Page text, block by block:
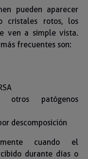
pueden aparecer
cristales rotos, los
ven a simple vista.
frecuentes son:
otros patógenos
descomposición
cuando el
durante días o